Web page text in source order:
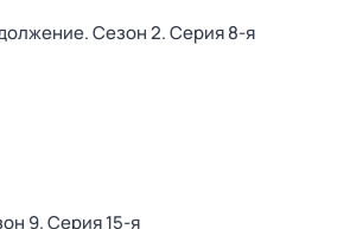
. Сезон 2. Серия 8-я
9. Серия 15-я